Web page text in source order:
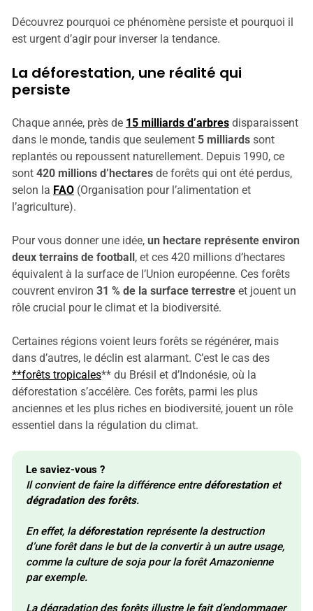
Découvrez pourquoi ce phénomène persiste et pourquoi il
est urgent d’agir pour inverser la tendance.
La déforestation, une réalité qui
persiste
Chaque année, près de 15 milliards d’arbresdisparaissent
dans le monde, tandis que seulement 5 milliardssont
replantés ou repoussent naturellement. Depuis 1990, ce
sont 420 millions d’hectaresde forêts qui ont été perdus,
selon la FAO(Organisation pour l’alimentation et
l’agriculture).
Pour vous donner une idée, un hectare représente environ
deux terrains de football, et ces 420 millions d’hectares
équivalent à la surface de l’Union européenne. Ces forêts
couvrent environ 31 % de la surface terrestreet jouent un
rôle crucial pour le climat et la biodiversité.
Certaines régions voient leurs forêts se régénérer, mais
dans d’autres, le déclin est alarmant. C’est le cas des
**forêts tropicales** du Brésil et d’Indonésie, où la
déforestation s’accélère. Ces forêts, parmi les plus
anciennes et les plus riches en biodiversité, jouent un rôle
essentiel dans la régulation du climat.
Le saviez-vous ?
Il convient de faire la différence entre déforestation
et
dégradation des forêts.
En effet, la déforestation représente la destruction
d’une forêt dans le but de la convertir à un autre usage,
comme la culture de soja pour la forêt Amazonienne
par exemple.
La dégradation des forêts illustre le fait d’endommager